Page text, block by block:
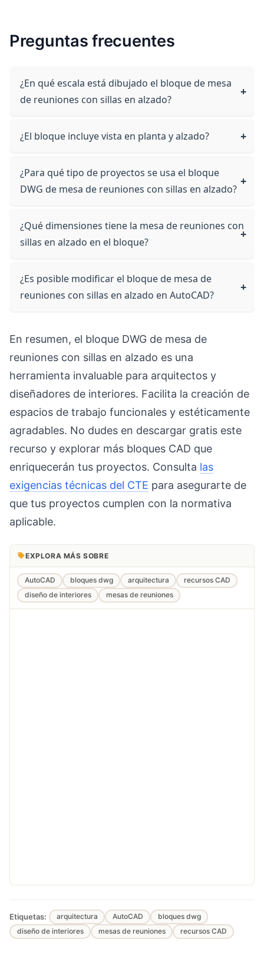
Preguntas frecuentes
¿En qué escala está dibujado el bloque de mesa
de reuniones con sillas en alzado?
¿El bloque incluye vista en planta y alzado?
¿Para qué tipo de proyectos se usa el bloque
DWG de mesa de reuniones con sillas en alzado?
¿Qué dimensiones tiene la mesa de reuniones con
sillas en alzado en el bloque?
¿Es posible modificar el bloque de mesa de
reuniones con sillas en alzado en AutoCAD?
En resumen, el bloque DWG de mesa de
reuniones con sillas en alzado es una
herramienta invaluable para arquitectos y
diseñadores de interiores. Facilita la creación de
espacios de trabajo funcionales y estéticamente
agradables. No dudes en descargar gratis este
recurso y explorar más bloques CAD que
enriquecerán tus proyectos. Consulta las
exigencias técnicas del CTE para asegurarte de
que tus proyectos cumplen con la normativa
aplicable.
EXPLORA MÁS SOBRE
AutoCAD bloques dwg arquitectura
recursos CAD
diseño de interiores
mesas de reuniones
Etiquetas: arquitectura AutoCAD
bloques dwg
diseño de interiores
mesas de reuniones recursos CAD